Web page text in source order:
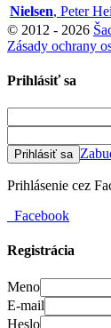
Nielsen, Peter
© 2012 - 2026
Zásady ochrany
Prihlásiť sa
Prihlásiť sa
Prihlásenie cez
Facebook
Registrácia
Meno
E-mail
Heslo